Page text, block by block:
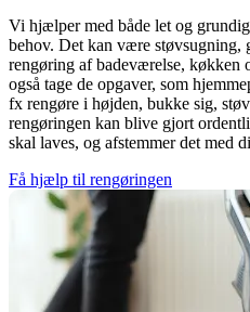
Vi hjælper med både let og
behov. Det kan være støvsugning,
rengøring af badeværelse, køkken
også tage de opgaver, som
fx rengøre i højden, bukke sig,
rengøringen kan blive gjort
skal laves, og afstemmer det med
Få hjælp til rengøringen